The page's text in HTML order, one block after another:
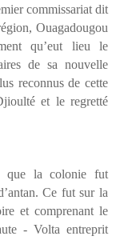
commissariat dit
Ouagadougou
qu’eut lieu le
de sa nouvelle
reconnus de cette
et le regretté
que la colonie fut
Ce fut sur la
et comprenant le
- Volta entreprit